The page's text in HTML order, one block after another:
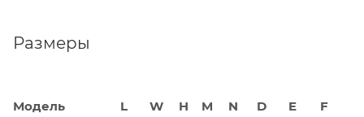
Размеры
Модель L W H M N D E
F